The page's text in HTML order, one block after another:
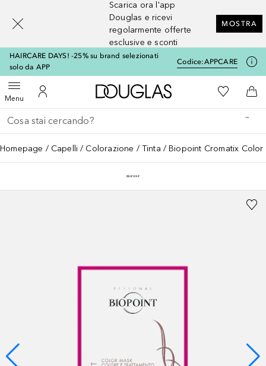
Scarica ora l'app
Douglas e ricevi
regolarmente offerte
esclusive e sconti
MOSTRA
HAIRCARE DAYS! -25% su brand selezionati
solo da APP
Codice:APPCARE
MenuApri menuAl Mio Account
A Douglas HomeAlla Mia
Al
Torna indietro
Esegui ricerca
Homepage Capelli Colorazione Tinta Biopoint Cromatix
[navigation.slideout.screenreader]